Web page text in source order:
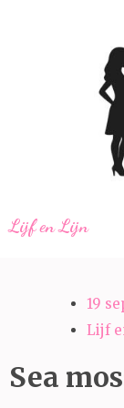
Lijf en Lijn
19
Lijf
Sea